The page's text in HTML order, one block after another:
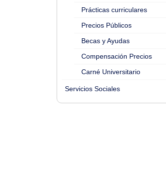
Prácticas curriculares
Precios Públicos
Becas y Ayudas
Compensación Precios
Carné Universitario
Servicios Sociales